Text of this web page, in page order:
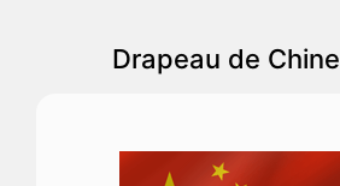
Drapeau de Chine